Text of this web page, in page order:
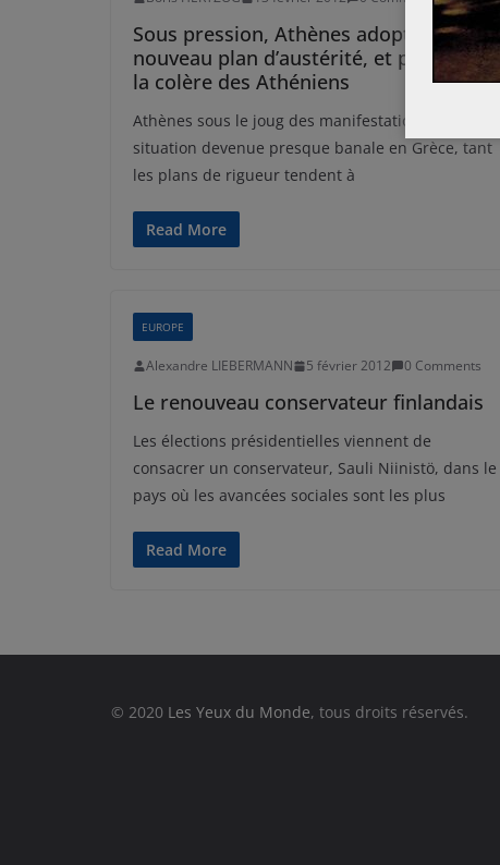
Sous pression, Athènes adopte un
nouveau plan d’austérité, et provoque
la colère des Athéniens
Athènes sous le joug des manifestations, une
situation devenue presque banale en Grèce, tant
les plans de rigueur tendent à
Read More
EUROPE
Alexandre LIEBERMANN 5 février 2012 0 Comments
Le renouveau conservateur finlandais
Les élections présidentielles viennent de
consacrer un conservateur, Sauli Niinistö, dans le
pays où les avancées sociales sont les plus
Read More
© 2020 Les Yeux du Monde, tous droits réservés.